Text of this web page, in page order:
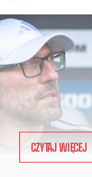
CZYTAJ WIĘCEJ